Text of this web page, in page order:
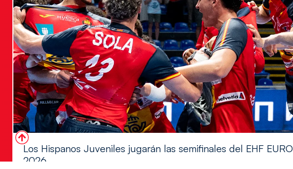
Los Hispanos Juveniles jugarán las semifinales del EHF EURO
2026